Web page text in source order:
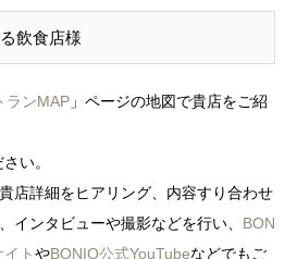
飲食店様
ランMAP 」ページの地図で貴店をご紹
い。
店詳細をヒアリング、内容すり合わせ
インタビューや撮影などを行い、 BON
トやBONIQ公式YouTubeなどでもご